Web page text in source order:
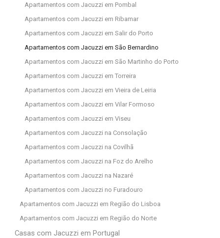
Apartamentos com Jacuzzi em Pombal
Apartamentos com Jacuzzi em Ribamar
Apartamentos com Jacuzzi em Salir do Porto
Apartamentos com Jacuzzi em São Bernardino
Apartamentos com Jacuzzi em São Martinho do Porto
Apartamentos com Jacuzzi em Torreira
Apartamentos com Jacuzzi em Vieira de Leiria
Apartamentos com Jacuzzi em Vilar Formoso
Apartamentos com Jacuzzi em Viseu
Apartamentos com Jacuzzi na Consolação
Apartamentos com Jacuzzi na Covilhã
Apartamentos com Jacuzzi na Foz do Arelho
Apartamentos com Jacuzzi na Nazaré
Apartamentos com Jacuzzi no Furadouro
Apartamentos com Jacuzzi em Região do Lisboa
Apartamentos com Jacuzzi em Região do Norte
Casas com Jacuzzi em Portugal